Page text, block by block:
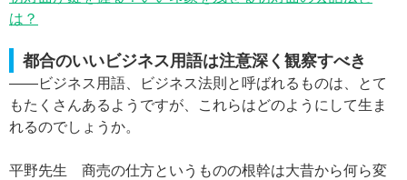
は？
都合のいいビジネス用語は注意深く観察すべき
——ビジネス用語、ビジネス法則と呼ばれるものは、とて
もたくさんあるようですが、これらはどのようにして生ま
れるのでしょうか。
平野先生 商売の仕方というものの根幹は大昔から何ら変